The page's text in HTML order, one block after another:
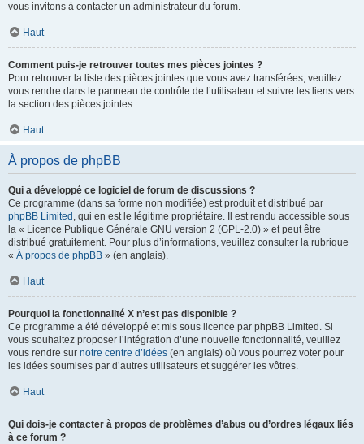
vous invitons à contacter un administrateur du forum.
Haut
Comment puis-je retrouver toutes mes pièces jointes ?
Pour retrouver la liste des pièces jointes que vous avez transférées, veuillez
vous rendre dans le panneau de contrôle de l’utilisateur et suivre les liens vers
la section des pièces jointes.
Haut
À propos de phpBB
Qui a développé ce logiciel de forum de discussions ?
Ce programme (dans sa forme non modifiée) est produit et distribué par
phpBB Limited , qui en est le légitime propriétaire. Il est rendu accessible sous
la « Licence Publique Générale GNU version 2 (GPL-2.0) » et peut être
distribué gratuitement. Pour plus d’informations, veuillez consulter la rubrique
« À propos de phpBB » (en anglais).
Haut
Pourquoi la fonctionnalité X n’est pas disponible ?
Ce programme a été développé et mis sous licence par phpBB Limited. Si
vous souhaitez proposer l’intégration d’une nouvelle fonctionnalité, veuillez
vous rendre sur notre centre d’idées (en anglais) où vous pourrez voter pour
les idées soumises par d’autres utilisateurs et suggérer les vôtres.
Haut
Qui dois-je contacter à propos de problèmes d’abus ou d’ordres légaux liés
à ce forum ?